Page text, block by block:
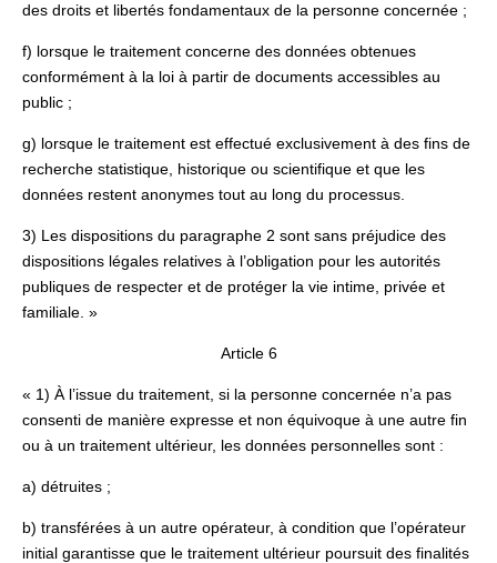
des droits et libertés fondamentaux de la personne concernée ;
f) lorsque le traitement concerne des données obtenues
conformément à la loi à partir de documents accessibles au
public ;
g) lorsque le traitement est effectué exclusivement à des fins de
recherche statistique, historique ou scientifique et que les
données restent anonymes tout au long du processus.
3) Les dispositions du paragraphe 2 sont sans préjudice des
dispositions légales relatives à l’obligation pour les autorités
publiques de respecter et de protéger la vie intime, privée et
familiale. »
Article 6
« 1) À l’issue du traitement, si la personne concernée n’a pas
consenti de manière expresse et non équivoque à une autre fin
ou à un traitement ultérieur, les données personnelles sont :
a) détruites ;
b) transférées à un autre opérateur, à condition que l’opérateur
initial garantisse que le traitement ultérieur poursuit des finalités